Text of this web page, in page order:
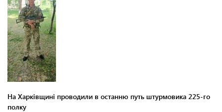
На Харківщині проводили в останню путь штурмовика 225-го
полку